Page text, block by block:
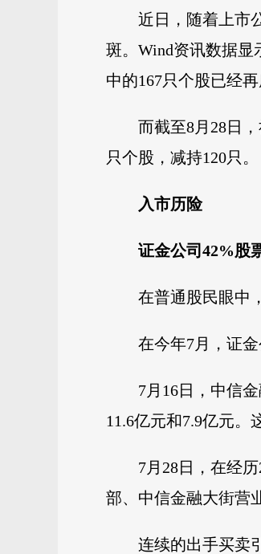
近日，随着上市
斑。Wind资讯数据显
中的167只个股已经
而截至8月28日
只个股，减持120只。
入市历险
证金公司42%股
在普通股民眼中
在今年7月，证
7月16日，中信
11.6亿元和7.9亿元。
7月28日，在经
部、中信金融大街营
连续的出手买卖